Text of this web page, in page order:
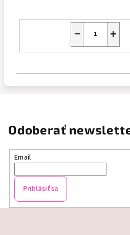
+
−
Odoberať
Email
Prihlásiť sa